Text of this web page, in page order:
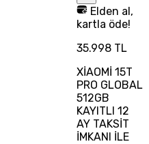
Elden al,
kartla öde!
35.998 TL
XİAOMİ 15T
PRO GLOBAL
512GB
KAYITLI 12
AY TAKSİT
İMKANI İLE